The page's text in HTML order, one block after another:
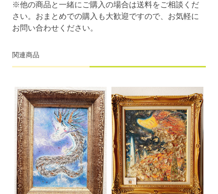
※他の商品と一緒にご購入の場合は送料をご相談くだ
さい。おまとめでの購入も大歓迎ですので、お気軽に
お問い合わせください。
関連商品